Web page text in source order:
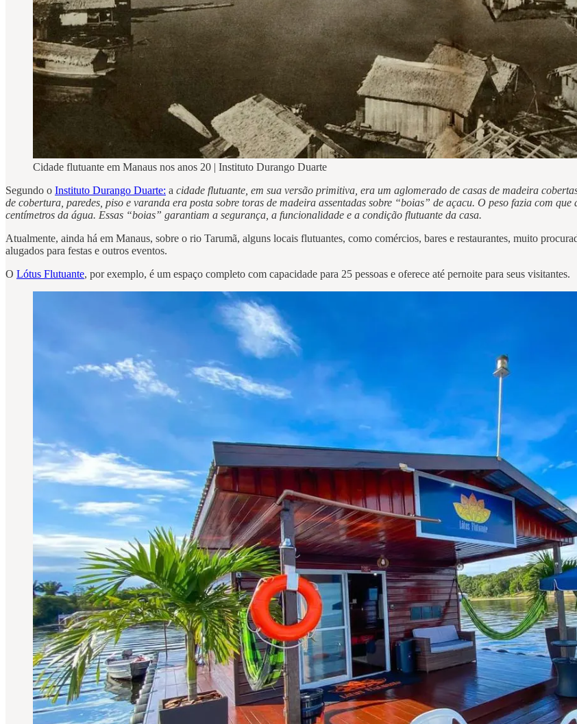
Cidade flutuante em Manaus nos anos 20 | Instituto Durango Duarte
Segundo o Instituto Durango Duarte: a cidade flutuante, em sua versão primitiva, era um aglomerado de casas de madeira
de cobertura, paredes, piso e varanda era posta sobre toras de madeira assentadas sobre “boias” de açacu. O peso fazia com
centímetros da água. Essas “boias” garantiam a segurança, a funcionalidade e a condição flutuante da casa.
Atualmente, ainda há em Manaus, sobre o rio Tarumã, alguns locais flutuantes, como comércios, bares e restaurantes, muito
alugados para festas e outros eventos.
O Lótus Flutuante, por exemplo, é um espaço completo com capacidade para 25 pessoas e oferece até pernoite para seus visitantes.